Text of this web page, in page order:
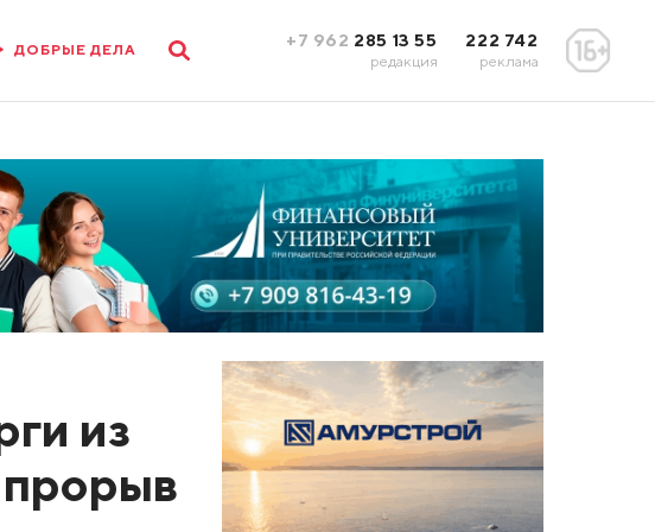
ДОБРЫЕ ДЕЛА +7 962 285 13 55
редакция
222 742
реклама
из